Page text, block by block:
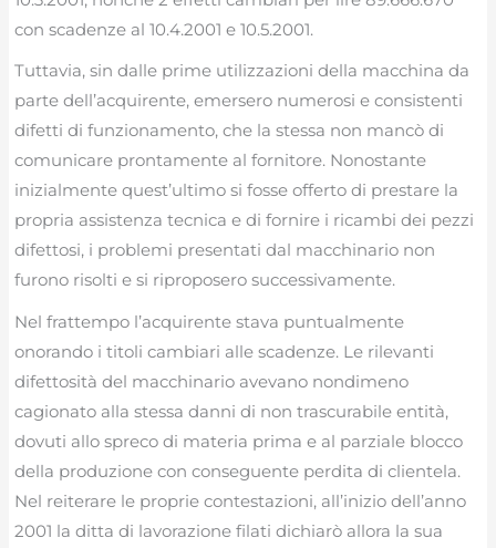
con scadenze al 10.4.2001 e 10.5.2001.
Tuttavia, sin dalle prime utilizzazioni della macchina da
parte dell’acquirente, emersero numerosi e consistenti
difetti di funzionamento, che la stessa non mancò di
comunicare prontamente al fornitore. Nonostante
inizialmente quest’ultimo si fosse offerto di prestare la
propria assistenza tecnica e di fornire i ricambi dei pezzi
difettosi, i problemi presentati dal macchinario non
furono risolti e si riproposero successivamente.
Nel frattempo l’acquirente stava puntualmente
onorando i titoli cambiari alle scadenze. Le rilevanti
difettosità del macchinario avevano nondimeno
cagionato alla stessa danni di non trascurabile entità,
dovuti allo spreco di materia prima e al parziale blocco
della produzione con conseguente perdita di clientela.
Nel reiterare le proprie contestazioni, all’inizio dell’anno
2001 la ditta di lavorazione filati dichiarò allora la sua